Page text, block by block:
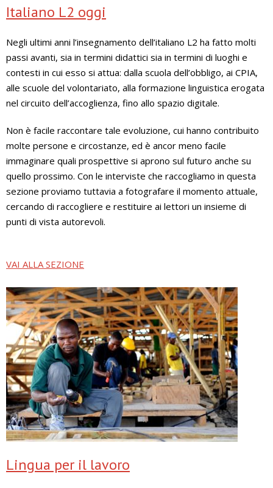
Italiano L2 oggi
Negli ultimi anni l’insegnamento dell’italiano L2 ha fatto molti
passi avanti, sia in termini didattici sia in termini di luoghi e
contesti in cui esso si attua: dalla scuola dell’obbligo, ai CPIA,
alle scuole del volontariato, alla formazione linguistica erogata
nel circuito dell’accoglienza, fino allo spazio digitale.
Non è facile raccontare tale evoluzione, cui hanno contribuito
molte persone e circostanze, ed è ancor meno facile
immaginare quali prospettive si aprono sul futuro anche su
quello prossimo. Con le interviste che raccogliamo in questa
sezione proviamo tuttavia a fotografare il momento attuale,
cercando di raccogliere e restituire ai lettori un insieme di
punti di vista autorevoli.
VAI ALLA SEZIONE
Lingua per il lavoro